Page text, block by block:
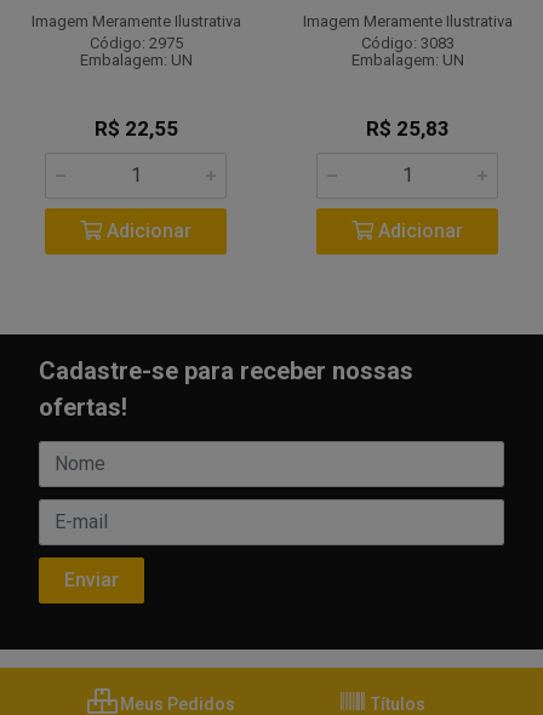
Imagem Meramente Ilustrativa
Código: 2975
Embalagem: UN
R$ 22,55
Adicionar
Imagem Meramente Ilustrativa
Código: 3083
Embalagem: UN
R$ 25,83
Adicionar
Cadastre-se para receber nossas
ofertas!
Meus Pedidos Títulos